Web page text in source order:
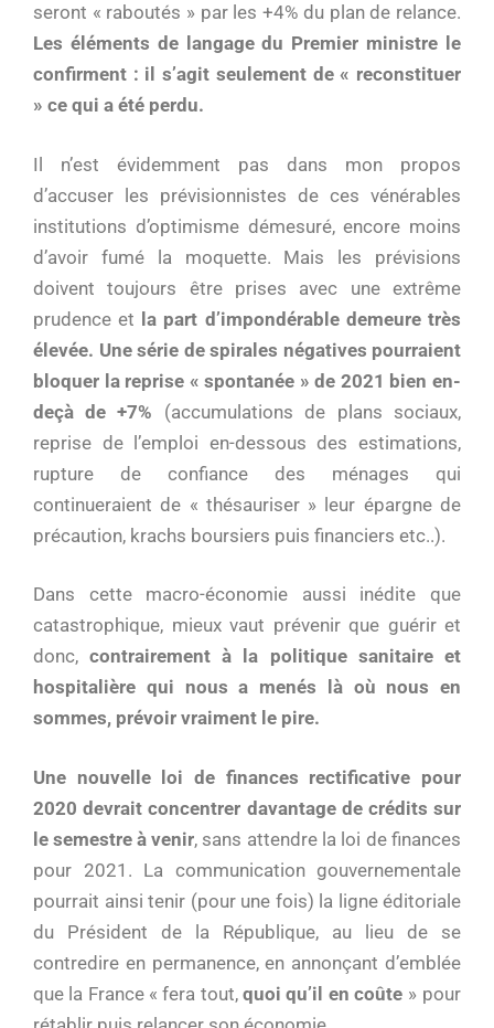
seront « raboutés » par les +4% du plan de relance.
Les éléments de langage du Premier ministre le
confirment : il s’agit seulement de « reconstituer
» ce qui a été perdu.
Il n’est évidemment pas dans mon propos
d’accuser les prévisionnistes de ces vénérables
institutions d’optimisme démesuré, encore moins
d’avoir fumé la moquette. Mais les prévisions
doivent toujours être prises avec une extrême
prudence et la part d’impondérable demeure très
élevée. Une série de spirales négatives pourraient
bloquer la reprise « spontanée » de 2021 bien en-
deçà de +7% (accumulations de plans sociaux,
reprise de l’emploi en-dessous des estimations,
rupture de confiance des ménages qui
continueraient de « thésauriser » leur épargne de
précaution, krachs boursiers puis financiers etc..).
Dans cette macro-économie aussi inédite que
catastrophique, mieux vaut prévenir que guérir et
donc, contrairement à la politique sanitaire et
hospitalière qui nous a menés là où nous en
sommes, prévoir vraiment le pire.
Une nouvelle loi de finances rectificative pour
2020 devrait concentrer davantage de crédits sur
le semestre à venir, sans attendre la loi de finances
pour 2021. La communication gouvernementale
pourrait ainsi tenir (pour une fois) la ligne éditoriale
du Président de la République, au lieu de se
contredire en permanence, en annonçant d’emblée
que la France « fera tout, quoi qu’il en coûte » pour